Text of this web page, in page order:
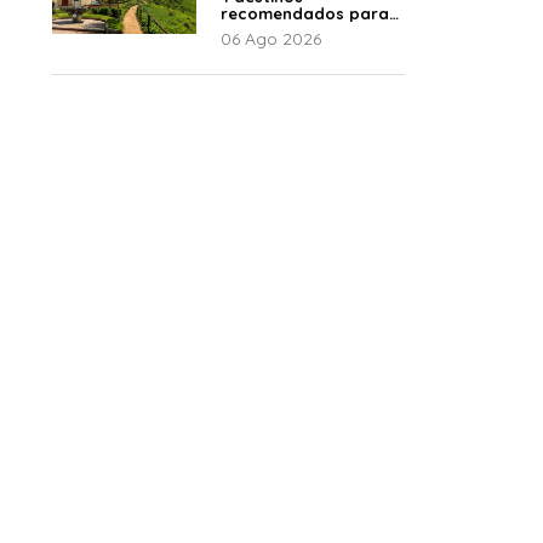
recomendados para
disfrutar el descanso
06 Ago 2026